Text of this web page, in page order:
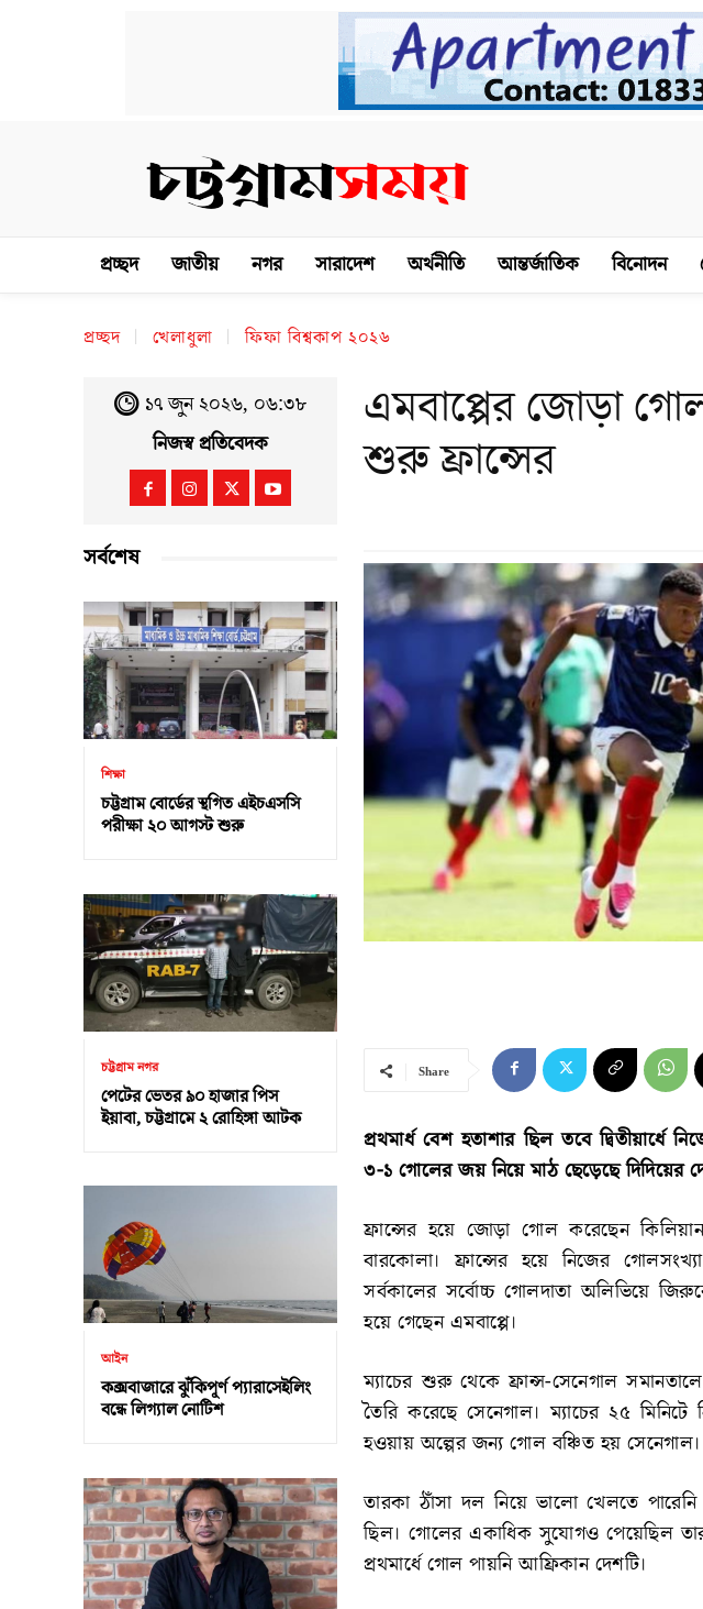
প্রচ্ছদ জাতীয় নগর সারাদেশ অর্থনীতি আন্তর্জাতিক বিনোদন
প্রচ্ছদ খেলাধুলা ফিফা বিশ্বকাপ ২০২৬
১৭ জুন ২০২৬, ০৬:৩৮
নিজস্ব প্রতিবেদক
সর্বশেষ
শিক্ষা
চট্টগ্রাম বোর্ডের স্থগিত এইচএসসি
পরীক্ষা ২০ আগস্ট শুরু
চট্টগ্রাম নগর
পেটের ভেতর ৯০ হাজার পিস
ইয়াবা, চট্টগ্রামে ২ রোহিঙ্গা আটক
আইন
কক্সবাজারে ঝুঁকিপূর্ণ প্যারাসেইলিং
বন্ধে লিগ্যাল নোটিশ
এমবাপ্পের জোড়া
শুরু ফ্রান্সের
Share
প্রথমার্ধ বেশ হতাশার ছিল তবে দ্বিতীয়ার্ধে
৩-১ গোলের জয় নিয়ে মাঠ ছেড়েছে দিদিয়ের
ফ্রান্সের হয়ে জোড়া গোল করেছেন
বারকোলা। ফ্রান্সের হয়ে নিজের
সর্বকালের সর্বোচ্চ গোলদাতা অলিভিয়ে
হয়ে গেছেন এমবাপ্পে।
ম্যাচের শুরু থেকে ফ্রান্স-সেনেগাল
তৈরি করেছে সেনেগাল। ম্যাচের ২৫
হওয়ায় অল্পের জন্য গোল বঞ্চিত হয় সেনেগাল।
তারকা ঠাঁসা দল নিয়ে ভালো খেলতে পারেনি
ছিল। গোলের একাধিক সুযোগও পেয়েছিল
প্রথমার্ধে গোল পায়নি আফ্রিকান দেশটি।